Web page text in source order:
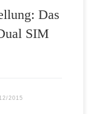
Das
SIM
2015